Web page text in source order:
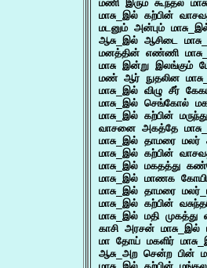
மணி இரும் கூந்தல்
மாசு_இல் கற்பின்
மடனும் அன்பும்
ஆசு_இல் ஆசிடை
மனத்தின் எண்ணி
மாசு இன்று இலங்கும்
மண் ஆர் நுதலின
மாசு_இல் விழு சீர்
மாசு_இல் செங்கோல்
மாசு_இல் கற்பின்
வாசனை அகத்தே
மாசு_இல் தாமரை
மாசு_இல் கற்பின்
மாசு_இல் மகதத்து
மாசு_இல் மாணக
மாசு_இல் தாமரை
மாசு_இல் கற்பின்
மாசு_இல் மதி
காசி அரசன்
மா தோய் மகளிர்
ஆசு_அற சென்ற பின்